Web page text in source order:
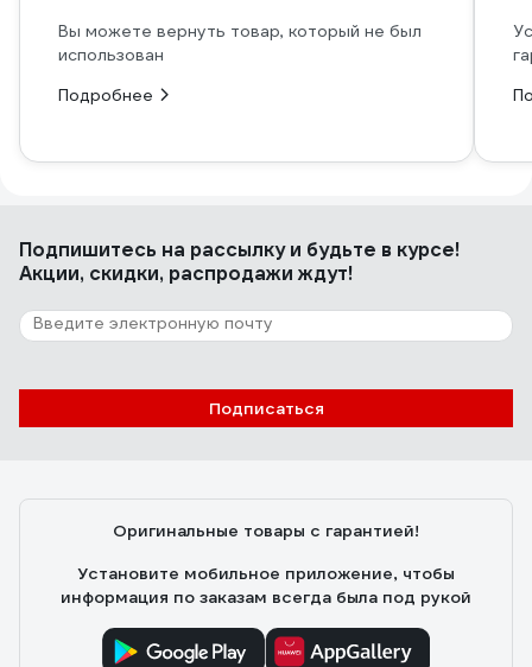
Вы можете вернуть товар, который не был
использован
Подробнее
Подпишитесь на рассылкуи будьте в курсе!
Акции, скидки, распродажи ждут!
Подписаться
Оригинальные товары с гарантией!
Установите мобильное приложение, чтобы
информация по заказам всегда была под рукой